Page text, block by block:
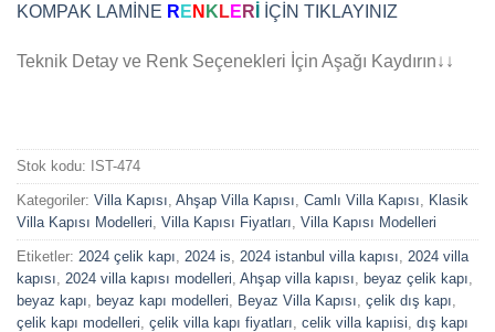
KOMPAK LAMİNE R E N K LE R İÇİN TIKLAYINIZ
Teknik Detay ve Renk Seçenekleri İçin Aşağı Kaydırın↓↓
Stok kodu: IST-474
Kategoriler: Villa Kapısı Ahşap Villa Kapısı Camlı Villa Kapısı
Klasik
Villa Kapısı Modelleri Villa Kapısı Fiyatları Villa Kapısı Modelleri
Etiketler: 2024 çelik kapı 2024 is 2024 istanbul villa kapısı
2024 villa
kapısı
2024 villa kapısı modelleri Ahşap villa kapısı beyaz çelik kapı
beyaz kapı
beyaz kapı modelleri Beyaz Villa Kapısı çelik dış kapı
çelik kapı modelleri çelik villa kapı fiyatları celik villa kapıisi dış kapı